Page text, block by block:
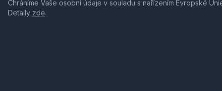
Chráníme Vaše osobní údaje v souladu s nařízením Evropské
Detaily zde.